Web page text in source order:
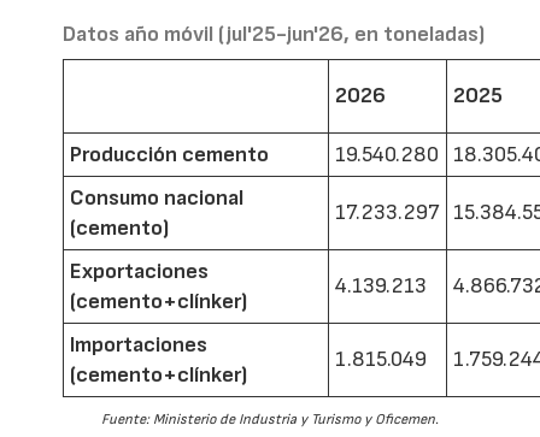
Datos año móvil (jul'25-jun'26, en toneladas)
2026 2025
Producción cemento 19.540.280
Consumo nacional
(cemento)
17.233.297
Exportaciones
(cemento+clínker)
4.139.213
Importaciones
(cemento+clínker)
1.815.049
Fuente: Ministerio de Industria y Turismo y Oficemen.